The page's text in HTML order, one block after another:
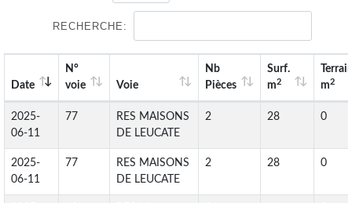
RECHERCHE:
Date
N°
voie
Voie
Nb
Pièces
Surf.
m2
m2
2025-
06-11
77
RES MAISONS
DE LEUCATE
2 28 0
2025-
06-11
77
RES MAISONS
DE LEUCATE
2 28 0